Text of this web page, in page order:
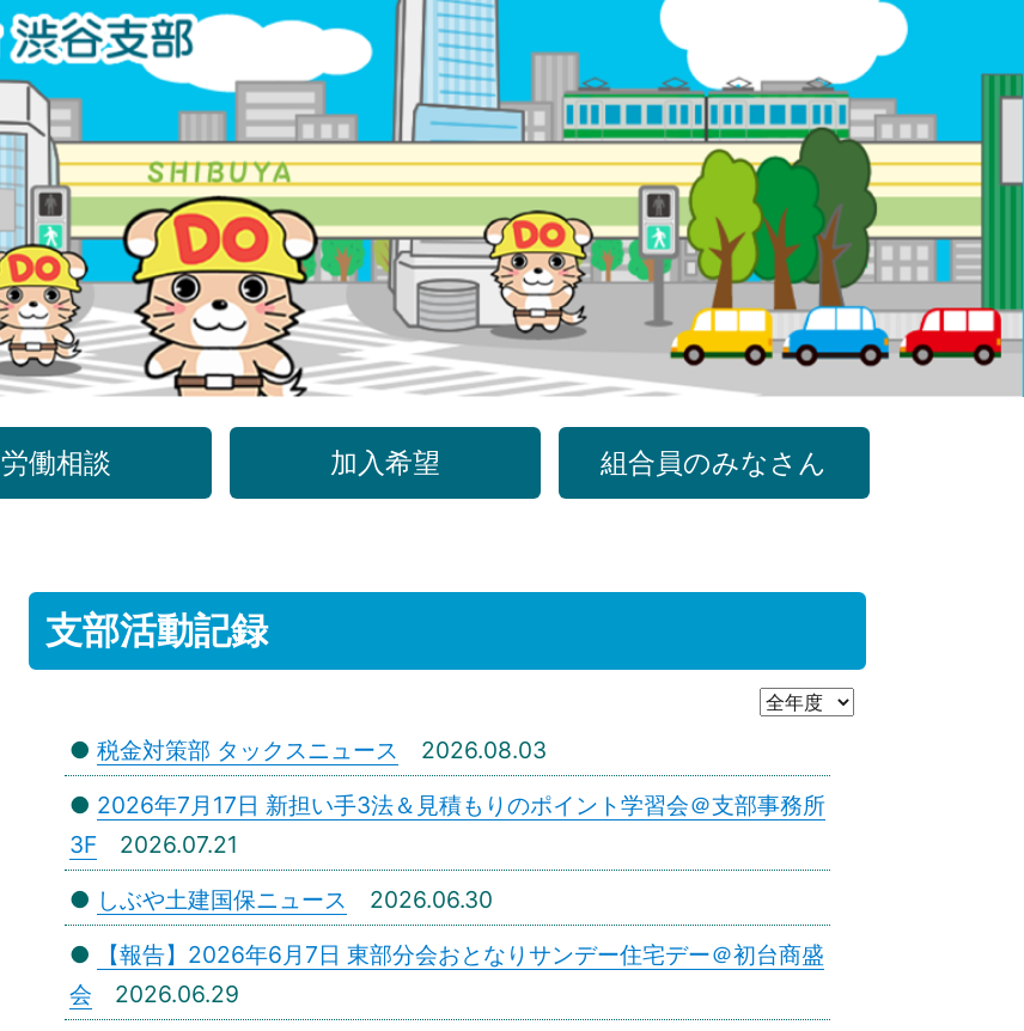
労働相談 加入希望 組合員のみなさん
支部活動記録
● 税金対策部 タックスニュース
2026.08.03
● 2026年7月17日 新担い手3法＆見積もりのポイント学習会＠支部事務所
3F
2026.07.21
● しぶや土建国保ニュース
2026.06.30
●
【報告】2026年6月7日 東部分会おとなりサンデー住宅デー＠初台商盛
会
2026.06.29